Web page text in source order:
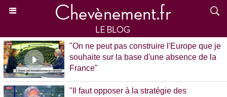
"On ne peut pas construire l'Europe que je
souhaite sur la base d'une absence de la
France"
"Il faut opposer à la stratégie des